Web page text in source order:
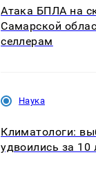
Атака БПЛА на
Самарской
селлерам
Наука
Климатологи:
удвоились за 10